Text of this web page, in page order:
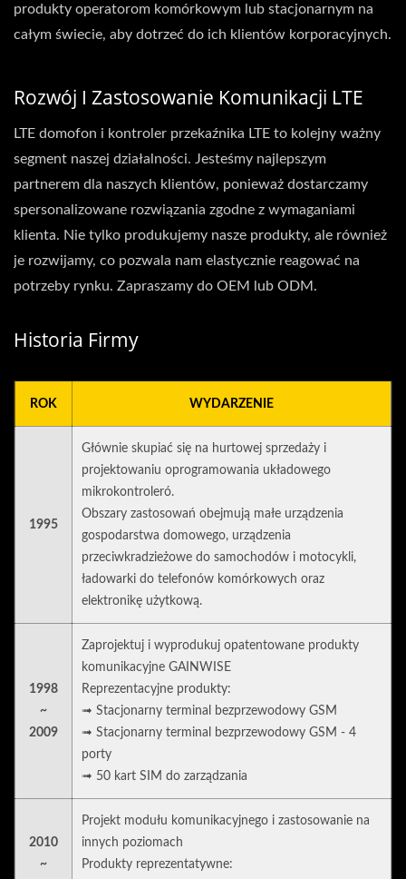
produkty operatorom komórkowym lub stacjonarnym na
całym świecie, aby dotrzeć do ich klientów korporacyjnych.
Rozwój I Zastosowanie Komunikacji LTE
LTE domofon i kontroler przekaźnika LTE to kolejny ważny
segment naszej działalności. Jesteśmy najlepszym
partnerem dla naszych klientów, ponieważ dostarczamy
spersonalizowane rozwiązania zgodne z wymaganiami
klienta. Nie tylko produkujemy nasze produkty, ale również
je rozwijamy, co pozwala nam elastycznie reagować na
potrzeby rynku. Zapraszamy do OEM lub ODM.
Historia Firmy
ROK WYDARZENIE
1995
Głównie skupiać się na hurtowej sprzedaży i
projektowaniu oprogramowania układowego
mikrokontroleró.
Obszary zastosowań obejmują małe urządzenia
gospodarstwa domowego, urządzenia
przeciwkradzieżowe do samochodów i motocykli,
ładowarki do telefonów komórkowych oraz
elektronikę użytkową.
1998
~
2009
Zaprojektuj i wyprodukuj opatentowane produkty
komunikacyjne GAINWISE
Reprezentacyjne produkty:
➟ Stacjonarny terminal bezprzewodowy GSM
➟ Stacjonarny terminal bezprzewodowy GSM - 4
porty
➟ 50 kart SIM do zarządzania
2010
~
Projekt modułu komunikacyjnego i zastosowanie na
innych poziomach
Produkty reprezentatywne: